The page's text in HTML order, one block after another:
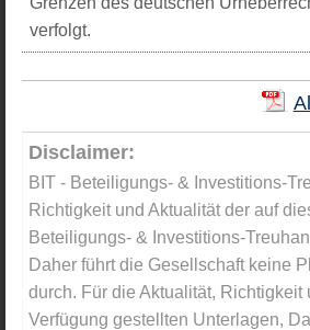
verfolgt.
Disclaimer:
BIT - Beteiligungs- & Investitions-
Richtigkeit und Aktualität der auf
Beteiligungs- & Investitions-
Daher führt die Gesellschaft keine
durch. Für die Aktualität,
Verfügung gestellten Unterlagen,